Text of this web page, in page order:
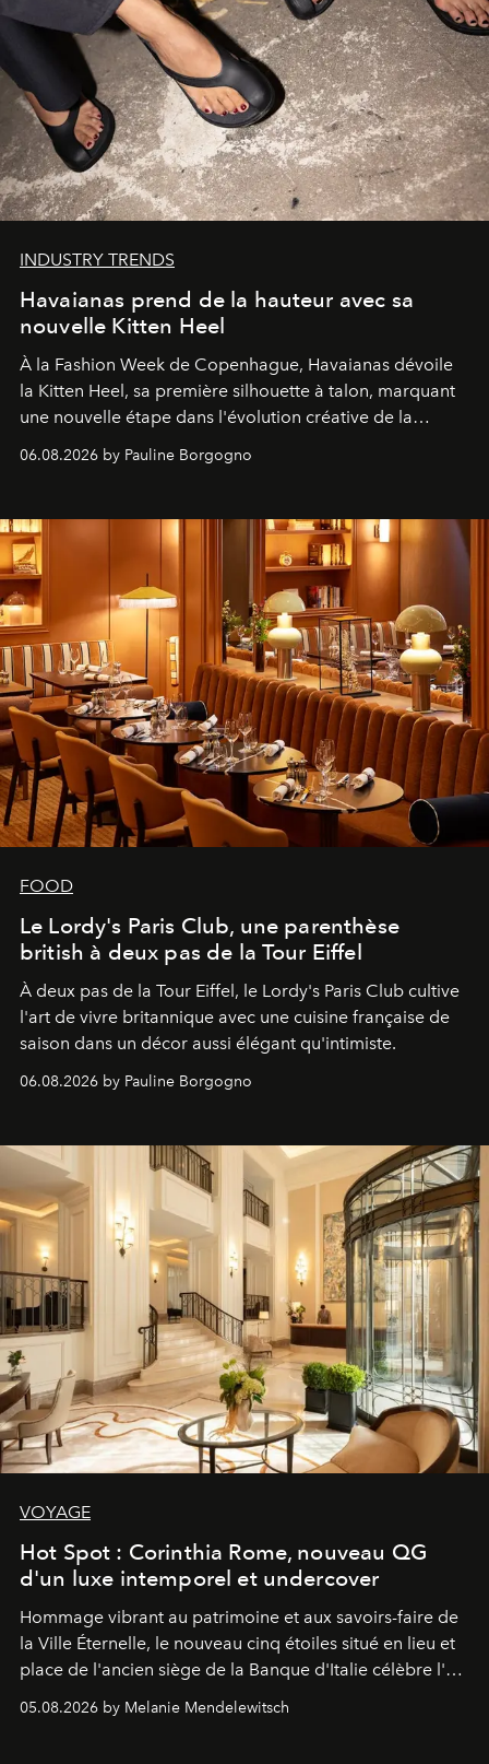
INDUSTRY TRENDS
Havaianas prend de la hauteur avec sa
nouvelle Kitten Heel
À la Fashion Week de Copenhague, Havaianas dévoile
la Kitten Heel, sa première silhouette à talon, marquant
une nouvelle étape dans l'évolution créative de la
06.08.2026 by Pauline Borgogno
FOOD
Le Lordy's Paris Club, une parenthèse
british à deux pas de la Tour Eiffel
À deux pas de la Tour Eiffel, le Lordy's Paris Club cultive
l'art de vivre britannique avec une cuisine française de
saison dans un décor aussi élégant qu'intimiste.
06.08.2026 by Pauline Borgogno
VOYAGE
Hot Spot : Corinthia Rome, nouveau QG
d'un luxe intemporel et undercover
Hommage vibrant au patrimoine et aux savoirs-faire de
la Ville Éternelle, le nouveau cinq étoiles situé en lieu et
place de l'ancien siège de la Banque d'Italie célèbre l'art
05.08.2026 by Melanie Mendelewitsch